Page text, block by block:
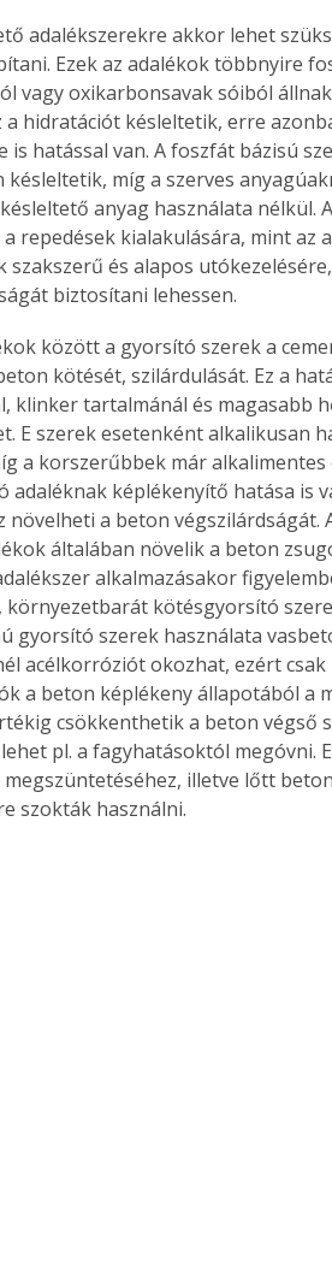
az
Old
új,
egyedi
vagy
is
Együtt jobban
Bővebb információ
Együtt jobban megéri! A
könyvek tetszőleges
párosítással kedvezményes
áron, 0 Ft postaköltséggel
megrendelhetők!
adalékszerekre akkor lehet
Ezek az adalékok többnyire
vagy oxikarbonsavak sóiból
a hidratációt késleltetik, erre
is hatással van. A foszfát bázisú
késleltetik, míg a szerves
anyag használata
repedések kialakulására, mint az
szakszerű és alapos
biztosítani lehessen.
között a gyorsító szerek a
kötését, szilárdulását. Ez a
klinker tartalmánál és magasabb
E szerek esetenként alkalikusan
a korszerűbbek már
adaléknak képlékenyítő hatása is
növelheti a beton végszilárdságát.
általában növelik a beton
alkalmazásakor
környezetbarát kötésgyorsító
gyorsító szerek használata
acélkorróziót okozhat, ezért
a beton képlékeny állapotából a
csökkenthetik a beton végső
pl. a fagyhatásoktól megóvni.
illetve lőtt
szokták használni.